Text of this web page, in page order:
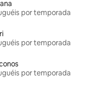
por temporada
por temporada
por temporada